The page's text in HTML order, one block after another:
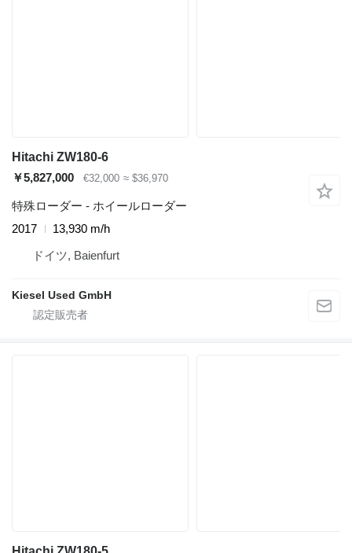
Hitachi ZW180-6
￥5,827,000
€32,000 ≈ $36,970
特殊ローダー - ホイールローダー
2017
13,930 m/h
ドイツ, Baienfurt
Kiesel Used GmbH